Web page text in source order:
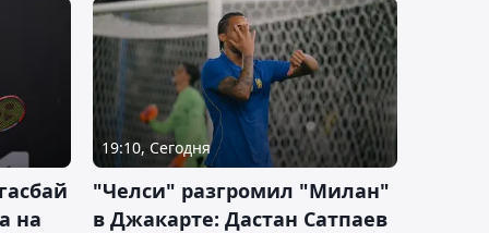
на
19:10, Сегодня
"Челси" разгромил "Милан"
в Джакарте: Дастан Сатпаев